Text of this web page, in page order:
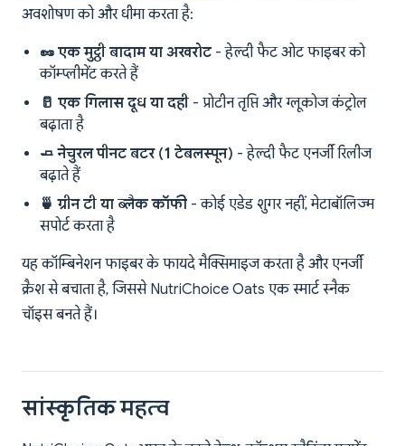
अवशोषण को और धीमा करता है:
🥜 एक मुट्ठी बादाम या अखरोट - हेल्दी फैट ओट फाइबर को
कॉम्प्लीमेंट करते हैं
🥛 एक गिलास दूध या दही - प्रोटीन तृप्ति और ग्लूकोज कंट्रोल
बढ़ाता है
🧈 नेचुरल पीनट बटर (1 टेबलस्पून) - हेल्दी फैट एनर्जी रिलीज
बढ़ाते हैं
🍵 ग्रीन टी या ब्लैक कॉफी - कोई एडेड शुगर नहीं, मेटाबॉलिज्म
सपोर्ट करता है
यह कॉम्बिनेशन फाइबर के फायदे मैक्सिमाइज करता है और एनर्जी
क्रैश से बचाता है, जिससे NutriChoice Oats एक स्मार्ट स्नैक
चॉइस बनते हैं।
सांस्कृतिक महत्व